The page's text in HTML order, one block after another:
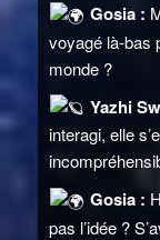
Gosia :
voyagé là-bas
monde ?
Yazhi
interagi, elle
Gosia :
pas l’idée ?